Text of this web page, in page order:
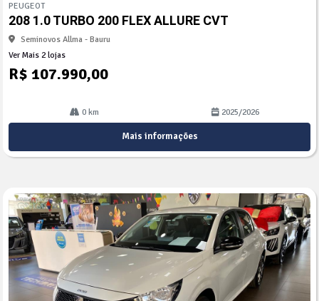
arti
lhe
PEUGEOT
208 1.0 TURBO 200 FLEX ALLURE CVT
Seminovos Allma - Bauru
Ver Mais 2 lojas
R$ 107.990,00
0 km 2025/2026
Mais informações